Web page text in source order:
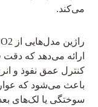
می‌کند.
ارائه می‌دهد که دقت
کنترل عمق نفوذ و
باعث می‌شود که